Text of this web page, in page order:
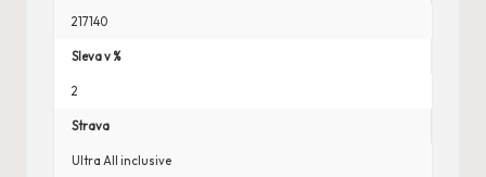
217140
Sleva v %
2
Strava
Ultra All inclusive